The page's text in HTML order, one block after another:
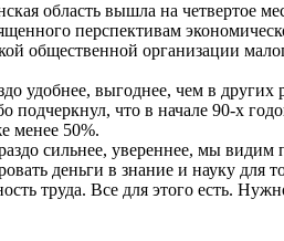
область вышла на четвертое
перспективам
общественной организации
удобнее, выгоднее, чем в
что в начале 90-х
менее 50%.
сильнее, увереннее, мы видим
деньги в знание и науку для
труда. Все для этого есть.